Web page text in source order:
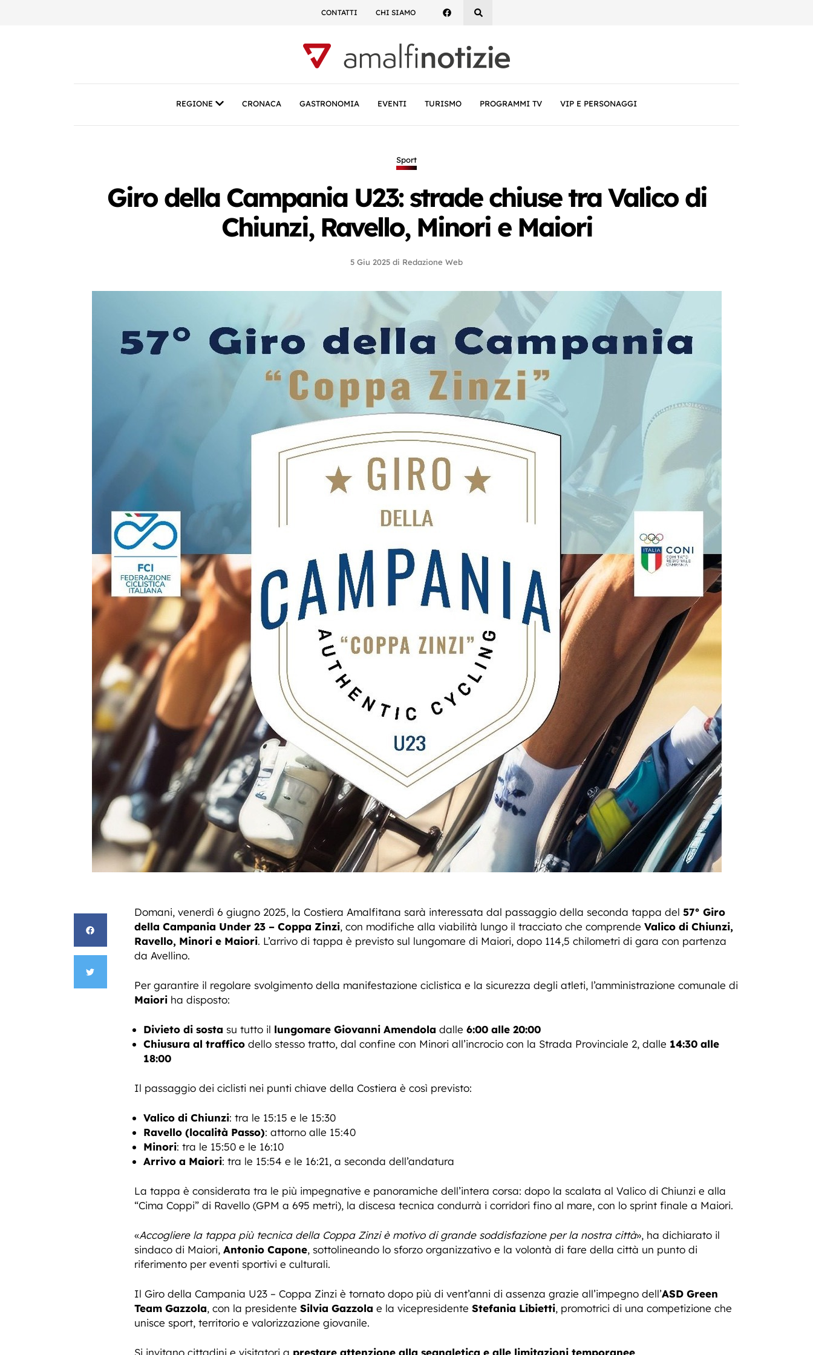
CONTATTI CHI SIAMO
REGIONE CRONACA GASTRONOMIA EVENTI TURISMO PROGRAMMI TV VIP E PERSONAGGI
Sport
Giro della Campania U23: strade chiuse tra Valico di
Chiunzi, Ravello, Minori e Maiori
5 Giu 2025 di Redazione Web
Domani, venerdì 6 giugno 2025, la Costiera Amalfitana sarà interessata dal passaggio della seconda tappa del 57° Giro
della Campania Under 23 – Coppa Zinzi, con modifiche alla viabilità lungo il tracciato che comprende Valico di Chiunzi,
Ravello, Minori e Maiori. L’arrivo di tappa è previsto sul lungomare di Maiori, dopo 114,5 chilometri di gara con partenza
da Avellino.
Per garantire il regolare svolgimento della manifestazione ciclistica e la sicurezza degli atleti, l’amministrazione comunale di
Maiori ha disposto:
Divieto di sosta su tutto il lungomare Giovanni Amendola dalle 6:00 alle 20:00
Chiusura al traffico dello stesso tratto, dal confine con Minori all’incrocio con la Strada Provinciale 2, dalle 14:30 alle
18:00
Il passaggio dei ciclisti nei punti chiave della Costiera è così previsto:
Valico di Chiunzi: tra le 15:15 e le 15:30
Ravello (località Passo): attorno alle 15:40
Minori: tra le 15:50 e le 16:10
Arrivo a Maiori: tra le 15:54 e le 16:21, a seconda dell’andatura
La tappa è considerata tra le più impegnative e panoramiche dell’intera corsa: dopo la scalata al Valico di Chiunzi e alla
“Cima Coppi” di Ravello (GPM a 695 metri), la discesa tecnica condurrà i corridori fino al mare, con lo sprint finale a Maiori.
«Accogliere la tappa più tecnica della Coppa Zinzi è motivo di grande soddisfazione per la nostra città», ha dichiarato il
sindaco di Maiori, Antonio Capone, sottolineando lo sforzo organizzativo e la volontà di fare della città un punto di
riferimento per eventi sportivi e culturali.
Il Giro della Campania U23 – Coppa Zinzi è tornato dopo più di vent’anni di assenza grazie all’impegno dell’ASD Green
Team Gazzola, con la presidente Silvia Gazzola e la vicepresidente Stefania Libietti, promotrici di una competizione che
unisce sport, territorio e valorizzazione giovanile.
Si invitano cittadini e visitatori a prestare attenzione alla segnaletica e alle limitazioni temporanee